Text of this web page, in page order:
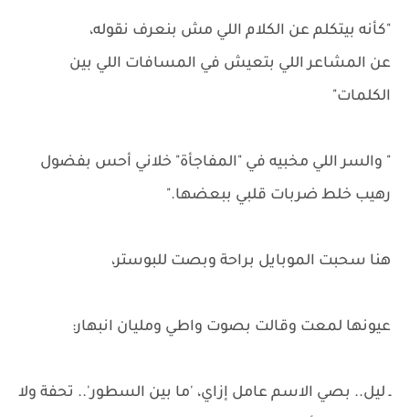
"كأنه بيتكلم عن الكلام اللي مش بنعرف نقوله،
عن المشاعر اللي بتعيش في المسافات اللي بين
الكلمات"
" والسر اللي مخبيه في "المفاجأة" خلاني أحس بفضول
رهيب خلط ضربات قلبي ببعضها."
هنا سحبت الموبايل براحة وبصت للبوستر،
عيونها لمعت وقالت بصوت واطي ومليان انبهار:
ـ ليل.. بصي الاسم عامل إزاي، 'ما بين السطور'.. تحفة ولا